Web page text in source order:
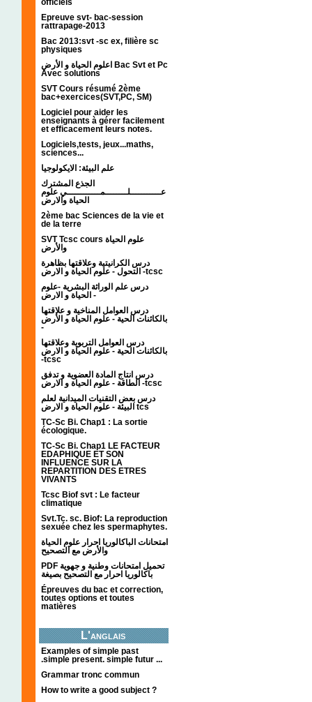
officiels
Epreuve svt- bac-session
rattrapage-2013
Bac 2013:svt -sc ex, filière sc
physiques
اعلوم الحياة و الأرض Bac Svt et Pc
Avec solutions
SVT Cours résumé 2ème
bac+exercices(SVT,PC, SM)
Logiciel pour aider les
enseignants à gérer facilement
et efficacement leurs notes.
Logiciels,tests, jeux...maths,
sciences...
علم البيئة: الايكولوجيا
الجذع المشترك
عـــــــــــلــــــــمــــــــــــي علوم
الحياة والارض
2ème bac Sciences de la vie et
de la terre
SVT Tcsc cours علوم الحياة
والأرض
درس الكرانيتية وعلاقتها بظاهرة
التحول - علوم الحياة و الارض -tcsc
درس علم الوراثة البشرية -علوم
الحياة و الارض -
درس العوامل المناخية و علاقتها
بالكائنات الحية - علوم الحياة و الأرض
-
درس العوامل التربوية وعلاقتها
بالكائنات الحية - علوم الحياة و الارض
-tcsc
درس انتاج المادة العضوية و تدفق
الطاقة - علوم الحياة و الارض -tcsc
درس بعض التقنيات الميدانية لعلم
البيئة - علوم الحياة و الارض tcs
TC-Sc Bi. Chap1 : La sortie
écologique.
TC-Sc Bi. Chap1 LE FACTEUR
EDAPHIQUE ET SON
INFLUENCE SUR LA
REPARTITION DES ETRES
VIVANTS
Tcsc Biof svt : Le facteur
climatique
Svt.Tc. sc. Biof: La reproduction
sexuée chez les spermaphytes.
امتحانات الباكالوريا احرار علوم الحياة
والأرض مع التصحيح
PDF تحميل امتحانات وطنية و جهوية
باكالوريا احرار مع التصحيح بصيغة
Épreuves du bac et correction,
toutes options et toutes
matières
L'anglais
Examples of simple past
.simple present. simple futur ...
Grammar tronc commun
How to write a good subject ?